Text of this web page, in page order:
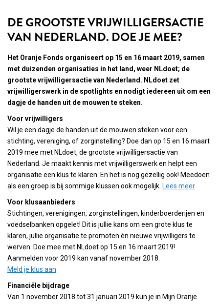
DE GROOTSTE VRIJWILLIGERSACTIE
VAN NEDERLAND. DOE JE MEE?
Het Oranje Fonds organiseert op 15 en 16 maart 2019, samen
met duizenden organisaties in het land, weer NLdoet; de
grootste vrijwilligersactie van Nederland. NLdoet zet
vrijwilligerswerk in de spotlights en nodigt iedereen uit om een
dagje de handen uit de mouwen te steken.
Voor vrijwilligers
Wil je een dagje de handen uit de mouwen steken voor een
stichting, vereniging, of zorginstelling? Doe dan op 15 en 16 maart
2019 mee met NLdoet, de grootste vrijwilligersactie van
Nederland. Je maakt kennis met vrijwilligerswerk en helpt een
organisatie een klus te klaren. En het is nog gezellig ook! Meedoen
als een groep is bij sommige klussen ook mogelijk. Lees meer
Voor klusaanbieders
Stichtingen, verenigingen, zorginstellingen, kinderboerderijen en
voedselbanken opgelet! Dit is jullie kans om een grote klus te
klaren, jullie organisatie te promoten én nieuwe vrijwilligers te
werven. Doe mee met NLdoet op 15 en 16 maart 2019!
Aanmelden voor 2019 kan vanaf november 2018.
Meld je klus aan
Financiële bijdrage
Van 1 november 2018 tot 31 januari 2019 kun je in Mijn Oranje